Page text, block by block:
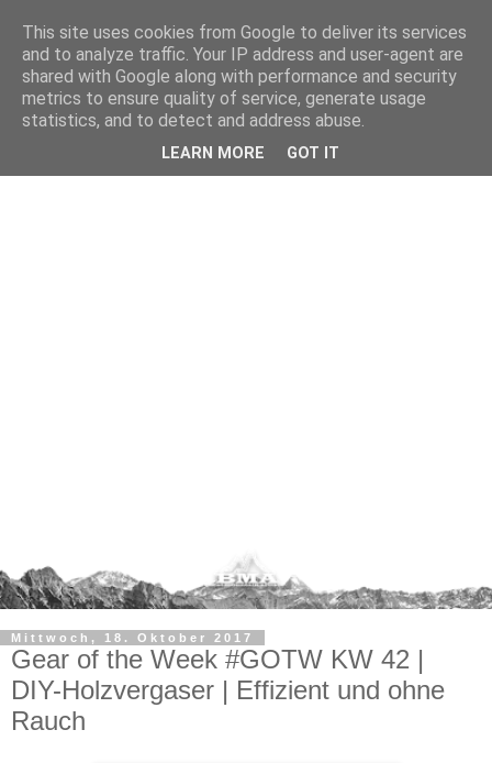
Mittwoch, 18. Oktober 2017
Gear of the Week #GOTW KW 42 |
DIY-Holzvergaser | Effizient und ohne
Rauch
This site uses cookies from Google to deliver its services
and to analyze traffic. Your IP address and user-agent are
shared with Google along with performance and security
metrics to ensure quality of service, generate usage
statistics, and to detect and address abuse.
LEARN MORE GOT IT